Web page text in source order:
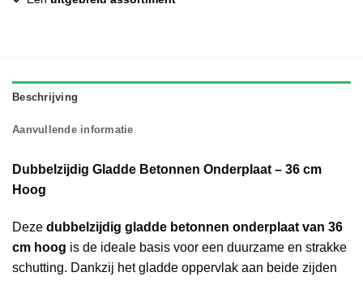
Beschrijving
Aanvullende informatie
Dubbelzijdig Gladde Betonnen Onderplaat – 36 cm
Hoog
Deze dubbelzijdig gladde betonnen onderplaat van 36
cm hoog is de ideale basis voor een duurzame en strakke
schutting. Dankzij het gladde oppervlak aan beide zijden